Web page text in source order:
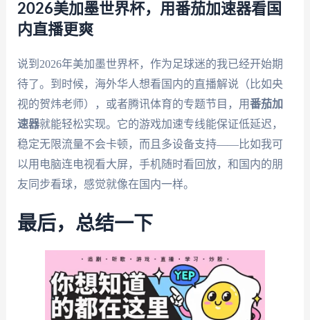
2026美加墨世界杯，用番茄加速器看国
内直播更爽
说到2026年美加墨世界杯，作为足球迷的我已经开始期
待了。到时候，海外华人想看国内的直播解说（比如央
视的贺炜老师），或者腾讯体育的专题节目，用番茄加
速器就能轻松实现。它的游戏加速专线能保证低延迟，
稳定无限流量不会卡顿，而且多设备支持——比如我可
以用电脑连电视看大屏，手机随时看回放，和国内的朋
友同步看球，感觉就像在国内一样。
最后，总结一下